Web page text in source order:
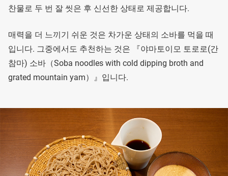
찬물로 두 번 잘 씻은 후 신선한 상태로 제공합니다.
매력을 더 느끼기 쉬운 것은 차가운 상태의 소바를 먹을 때
입니다. 그중에서도 추천하는 것은 『야마토이모 토로로(간
참마) 소바（Soba noodles with cold dipping broth and
grated mountain yam）』입니다.